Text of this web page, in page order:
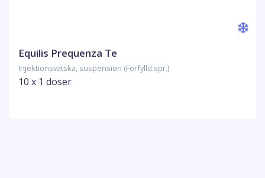
Equilis Prequenza Te
Injektionsvätska, suspension (Förfylld.spr.)
10 x 1 doser